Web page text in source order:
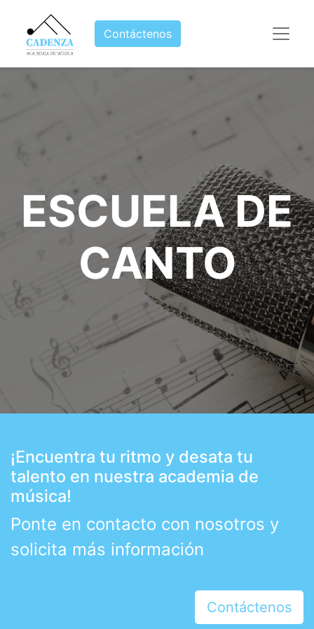
Contáctenos
ESCUELA DE
CANTO
¡Encuentra tu ritmo y desata tu
talento en nuestra academia de
música!
Ponte en contacto con nosotros y
solicita más información
Contáctenos